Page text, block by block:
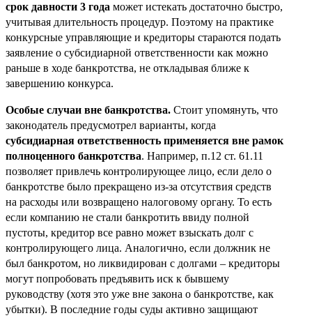
срок давности 3 года может истекать достаточно быстро,
учитывая длительность процедур. Поэтому на практике
конкурсные управляющие и кредиторы стараются подать
заявление о субсидиарной ответственности как можно
раньше в ходе банкротства, не откладывая ближе к
завершению конкурса.
Особые случаи вне банкротства. Стоит упомянуть, что
законодатель предусмотрел варианты, когда
субсидиарная ответственность применяется вне рамок
полноценного банкротства. Например, п.12 ст. 61.11
позволяет привлечь контролирующее лицо, если дело о
банкротстве было прекращено из-за отсутствия средств
на расходы или возвращено налоговому органу. То есть
если компанию не стали банкротить ввиду полной
пустоты, кредитор все равно может взыскать долг с
контролирующего лица. Аналогично, если должник не
был банкротом, но ликвидирован с долгами – кредиторы
могут попробовать предъявить иск к бывшему
руководству (хотя это уже вне закона о банкротстве, как
убытки). В последние годы суды активно защищают